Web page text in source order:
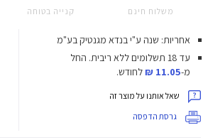
משלוח חינם קנייה בטוחה
אחריות: שנה ע"י בנדא מגנטיק בע"מ
עד 18 תשלומים ללא ריבית.
החל
מ-11.05 ₪ לחודש.
שאל אותנו על מוצר זה
גרסת הדפסה